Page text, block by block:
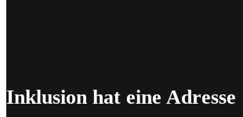
Inklusion hat eine Adresse